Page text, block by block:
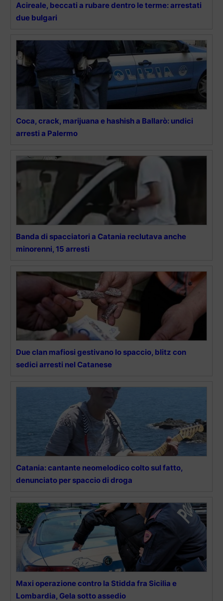
Acireale, beccati a rubare dentro le terme: arrestati
due bulgari
Coca, crack, marijuana e hashish a Ballarò: undici
arresti a Palermo
Banda di spacciatori a Catania reclutava anche
minorenni, 15 arresti
Due clan mafiosi gestivano lo spaccio, blitz con
sedici arresti nel Catanese
Catania: cantante neomelodico colto sul fatto,
denunciato per spaccio di droga
Maxi operazione contro la Stidda fra Sicilia e
Lombardia, Gela sotto assedio